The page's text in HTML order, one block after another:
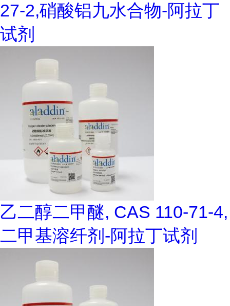
27-2,硝酸铝九水合物-阿拉丁
试剂
乙二醇二甲醚, CAS 110-71-4,
二甲基溶纤剂-阿拉丁试剂